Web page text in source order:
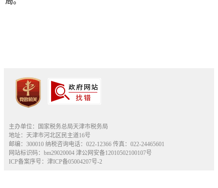
主办单位：国家税务总局天津市税务局
地址：天津市河北区民主道16号
邮编：300010 纳税咨询电话：022-12366 传真：022-24465601
网站标识码：bm29020004 津公网安备12010502100107号
ICP备案序号：津ICP备05004207号-2